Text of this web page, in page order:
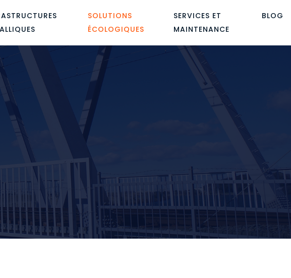
SOLUTIONS
ÉCOLOGIQUES
SERVICES ET
MAINTENANCE
BLOG